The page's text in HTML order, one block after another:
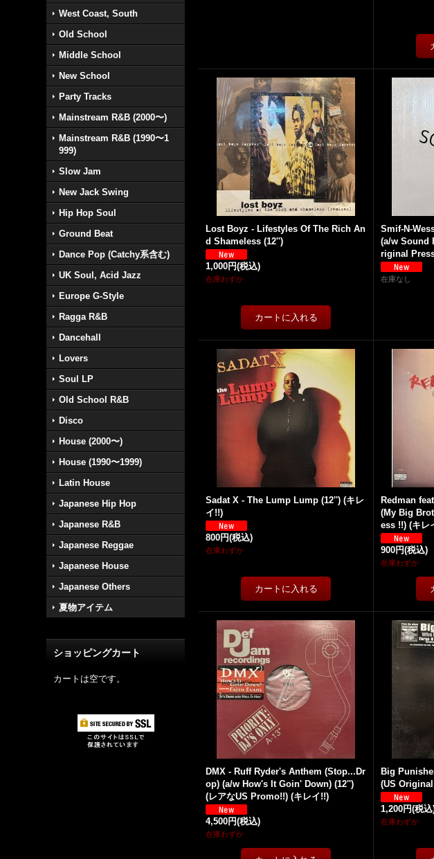
West Coast, South
Old School
Middle School
New School
Party Tracks
Mainstream R&B (2000〜)
Mainstream R&B (1990〜1
999)
Slow Jam
New Jack Swing
Hip Hop Soul
Ground Beat
Dance Pop (Catchy系含む)
UK Soul, Acid Jazz
Europe G-Style
Ragga R&B
Dancehall
Lovers
Soul LP
Old School R&B
Disco
House (2000〜)
House (1990〜1999)
Latin House
Japanese Hip Hop
Japanese R&B
Japanese Reggae
Japanese House
Japanese Others
夏物アイテム
ショッピングカート
カートは空です。
Lost Boyz - Lifestyles Of The Rich An
d Shameless (12'')
1,000円(税込)
在庫わずか
Smif-N-
(a/w Sound
riginal
在庫なし
Sadat X - The Lump Lump (12'') (キレ
イ!!)
800円(税込)
在庫わずか
Redman
(My Big
ess !!) (キレ
900円(税込)
在庫わずか
DMX - Ruff Ryder's Anthem (Stop...Dr
op) (a/w How's It Goin' Down) (12'')
(レアなUS Promo!!) (キレイ!!)
4,500円(税込)
在庫わずか
Big
(US
1,200円(税込
在庫わずか